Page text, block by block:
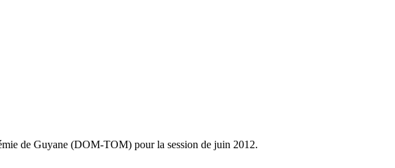
de Guyane (DOM-TOM) pour la session de juin 2012.